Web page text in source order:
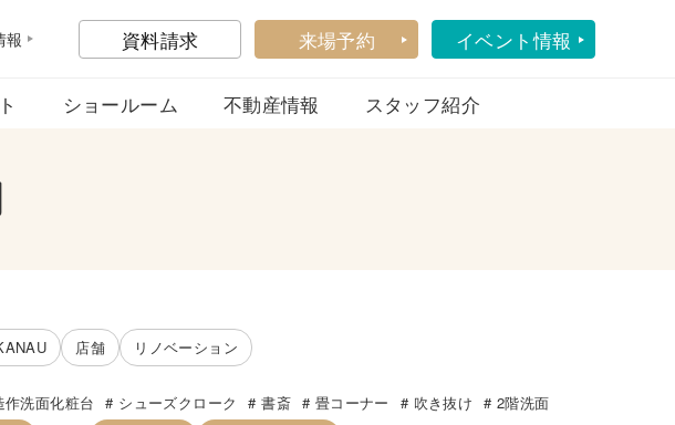
報 資料請求 来場予約 イベント情報
ショールーム 不動産情報 スタッフ紹介
店舗 リノベーション
作洗面化粧台 シューズクローク 書斎 畳コーナー 吹き抜け
2階洗面